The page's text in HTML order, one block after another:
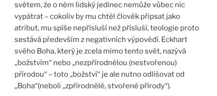
světem, že o něm lidský jedinec nemůže vůbec nic
vypátrat – cokoliv by mu chtěl člověk připsat jako
atribut, mu spíše nepřísluší než přísluší, teologie proto
sestává především z negativních výpovědí. Eckhart
svého Boha, který je zcela mimo tento svět, nazývá
„božstvím“ nebo „nezpřírodnělou (nestvořenou)
přírodou“ – toto „božství“ je ale nutno odlišovat od
„Boha“(neboli „zpřírodnělé, stvořené přírody“).